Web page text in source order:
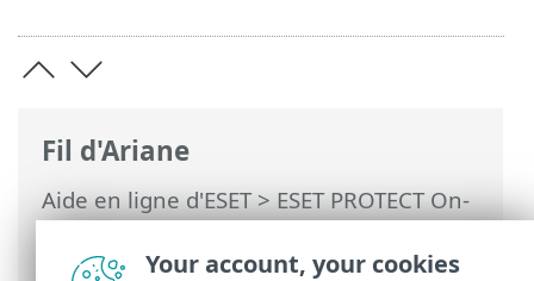
Fil d'Ariane
Aide en ligne d'ESET>ESET PROTECT On-
Prem>Installer>Installation d'un
composant sur Windows > Grappe de
Your account, your cookies